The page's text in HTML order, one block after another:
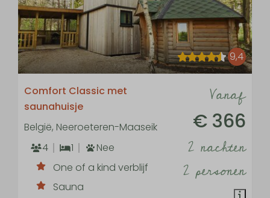
9,4
Vanaf
€ 366
2 nachten
2 personen
Comfort Classic met
saunahuisje
België, Neeroeteren-Maaseik
4
1
Nee
One of a kind verblijf
Sauna